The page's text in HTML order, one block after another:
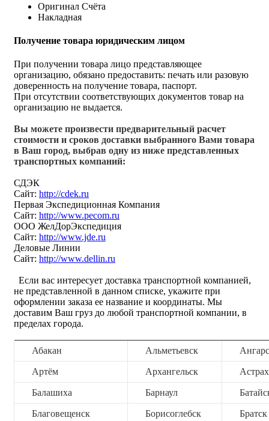
Оригинал Счёта
Накладная
Получение товара юридическим лицом
При получении товара лицо представляющее
организацию, обязано предоставить: печать или разовую
доверенность на получение товара, паспорт.
При отсутствии соответствующих документов товар на
организацию не выдается.
Вы можете произвести предварительный расчет
стоимости и сроков доставки выбранного Вами товара
в Ваш город, выбрав одну из ниже представленных
транспортных компаний:
СДЭК
Сайт: http://cdek.ru
Первая Экспедиционная Компания
Сайт: http://www.pecom.ru
ООО ЖелДорЭкспедиция
Сайт: http://www.jde.ru
Деловые Линии
Сайт: http://www.dellin.ru
Если вас интересует доставка транспортной компанией,
не представленной в данном списке, укажите при
оформлении заказа ее название и координаты. Мы
доставим Ваш груз до любой транспортной компании, в
пределах города.
Абакан Альметьевск
Артём Архангельск
Балашиха Барнаул
Благовещенск Борисоглебск Братск